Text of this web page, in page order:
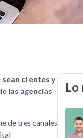
clientes y
las agencias
de tres canales
Lo